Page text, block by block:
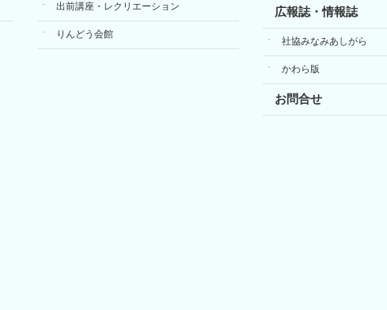
出前講座・レクリエーション
りんどう会館
広報誌・情報誌
社協みなみあしがら
かわら版
お問合せ